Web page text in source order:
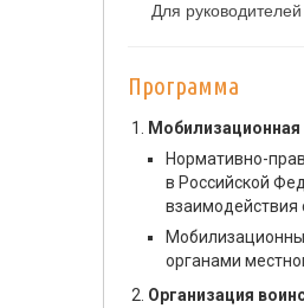
Для
Программа
Нормативно-
в Российской
взаимодействия
органами
Организация